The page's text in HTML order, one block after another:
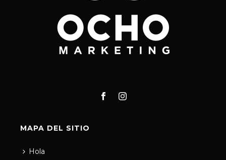
MAPA DEL SITIO
Hola